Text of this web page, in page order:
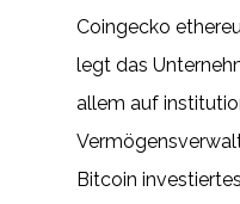
Coingecko
legt das
allem auf
Bitcoin